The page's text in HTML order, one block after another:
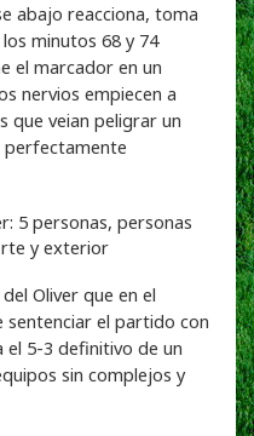
abajo reacciona, toma
minutos 68 y 74
el marcador en un
nervios empiecen a
que veian peligrar un
Oliver que en el
el partido con
el 5-3 definitivo de un
sin complejos y